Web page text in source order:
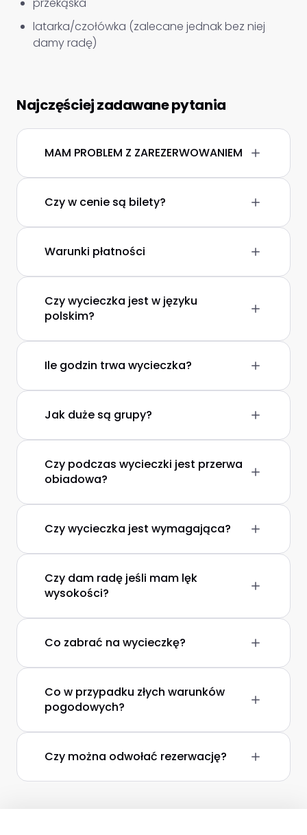
latarka/czołówka (zalecane jednak bez niej
damy radę)
Najczęściej zadawane pytania
MAM PROBLEM Z ZAREZERWOWANIEM
Czy w cenie są bilety?
Warunki płatności
Czy wycieczka jest w języku
polskim?
Ile godzin trwa wycieczka?
Jak duże są grupy?
Czy podczas wycieczki jest przerwa
obiadowa?
Czy wycieczka jest wymagająca?
Czy dam radę jeśli mam lęk
wysokości?
Co zabrać na wycieczkę?
Co w przypadku złych warunków
pogodowych?
Czy można odwołać rezerwację?